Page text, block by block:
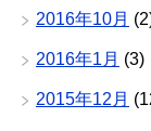
2016年10月
2016年1月 (3)
2015年12月